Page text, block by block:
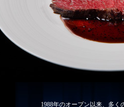
1988年のオープン以来、多く